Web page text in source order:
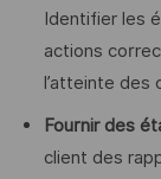
Identifier les
actions
l’atteinte des
Fournir des
client des